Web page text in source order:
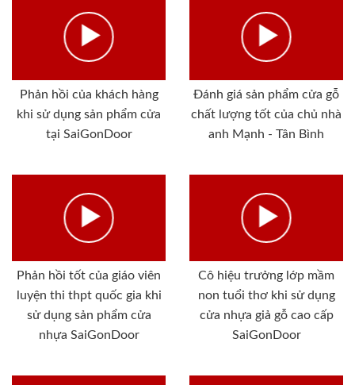
Phản hồi của khách hàng
khi sử dụng sản phẩm cửa
tại SaiGonDoor
Đánh giá sản phẩm cửa gỗ
chất lượng tốt của chủ nhà
anh Mạnh - Tân Bình
Phản hồi tốt của giáo viên
luyện thi thpt quốc gia khi
sử dụng sản phẩm cửa
nhựa SaiGonDoor
Cô hiệu trưởng lớp mầm
non tuổi thơ khi sử dụng
cửa nhựa giả gỗ cao cấp
SaiGonDoor